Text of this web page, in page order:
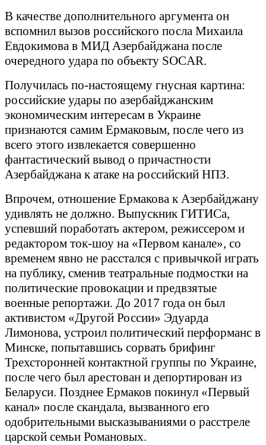
В качестве дополнительного аргумента он
вспомнил вызов российского посла Михаила
Евдокимова в МИД Азербайджана после
очередного удара по объекту SOCAR.
Получилась по-настоящему гнусная картина:
российские удары по азербайджанским
экономическим интересам в Украине
признаются самим Ермаковым, после чего из
всего этого извлекается совершенно
фантастический вывод о причастности
Азербайджана к атаке на российский НПЗ.
Впрочем, отношение Ермакова к Азербайджану
удивлять не должно. Выпускник ГИТИСа,
успевший поработать актером, режиссером и
редактором ток-шоу на «Первом канале», со
временем явно не расстался с привычкой играть
на публику, сменив театральные подмостки на
политические провокации и предвзятые
военные репортажи. До 2017 года он был
активистом «Другой России» Эдуарда
Лимонова, устроил политический перформанс в
Минске, попытавшись сорвать брифинг
Трехсторонней контактной группы по Украине,
после чего был арестован и депортирован из
Беларуси. Позднее Ермаков покинул «Первый
канал» после скандала, вызванного его
одобрительными высказываниями о расстреле
царской семьи Романовых.